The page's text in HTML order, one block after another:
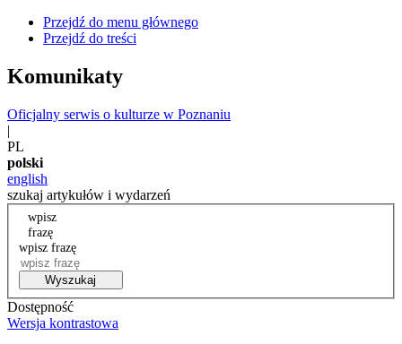
Przejdź do menu głównego
Przejdź do treści
Komunikaty
Oficjalny serwis o kulturze w Poznaniu
|
PL
polski
english
szukaj artykułów i wydarzeń
wpisz
frazę
wpisz frazę
Wyszukaj
Dostępność
Wersja kontrastowa